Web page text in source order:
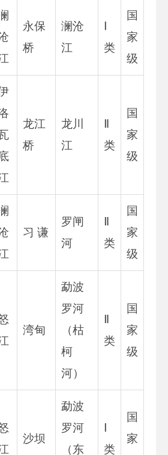
永保
桥
澜沧
江
类
国
家
级
龙江
桥
龙川
江
类
国
家
级
习 谦
罗闸
河
类
国
家
级
湾甸
勐波
罗河
（枯
柯
河）
类
国
家
级
沙坝
勐波
罗河
（东
类
国
家